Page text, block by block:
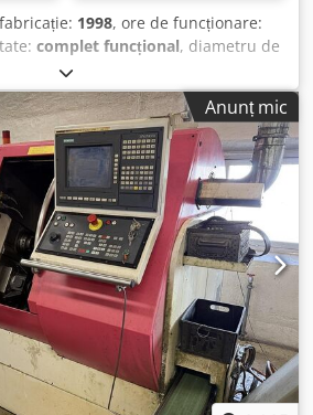
1998, ore de funcționare:
complet funcțional, diametru de
axului principal:
4.500 rot/min, viteza axului
vânzare: Strung CNC Gildemeister
de bare de 3 metri, conform
a fost demontată din atelierul
funcțională. Un videoclip cu utilajul
demontare poate fi pus la dispoziție
cinci ani, au fost înlocuite
X1 și Z1 (partea cu axul
și curelele. Recent a fost
HMI. Specificații detaliate și date
PDF atașat. DETALII TEHNICE
840C Alimentator de bare:
fabricație 1998 Lungime bară: 3 m
arbore principal: 65 mm Transmisie
Anunț mic